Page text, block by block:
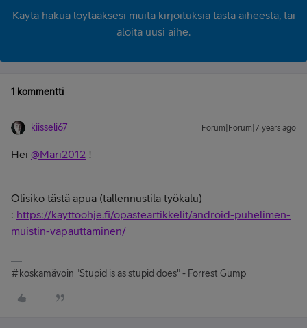
Käytä hakua löytääksesi muita kirjoituksia tästä aiheesta, tai
aloita uusi aihe.
1 kommentti
kiisseli67 Forum|Forum|7 years ago
Hei @Mari2012 !
Olisiko tästä apua (tallennustila työkalu)
: https://kayttoohje.fi/opasteartikkelit/android-puhelimen-
muistin-vapauttaminen/
#koskamävoin "Stupid is as stupid does" - Forrest Gump